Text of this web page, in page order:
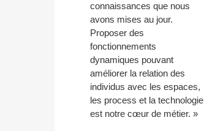
connaissances que nous
avons mises au jour.
Proposer des
fonctionnements
dynamiques pouvant
améliorer la relation des
individus avec les espaces,
les process et la technologie
est notre cœur de métier. »